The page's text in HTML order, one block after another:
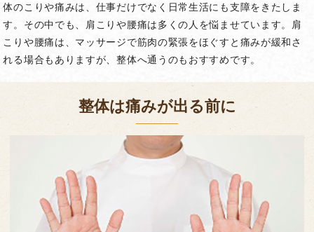
体のこりや痛みは、仕事だけでなく日常生活にも支障をきたしま
す。その中でも、肩こりや腰痛は多くの人を悩ませています。肩
こりや腰痛は、マッサージで筋肉の緊張をほぐすと痛みが緩和さ
れる場合もありますが、整体へ通うのもおすすめです。
整体は痛みが出る前に